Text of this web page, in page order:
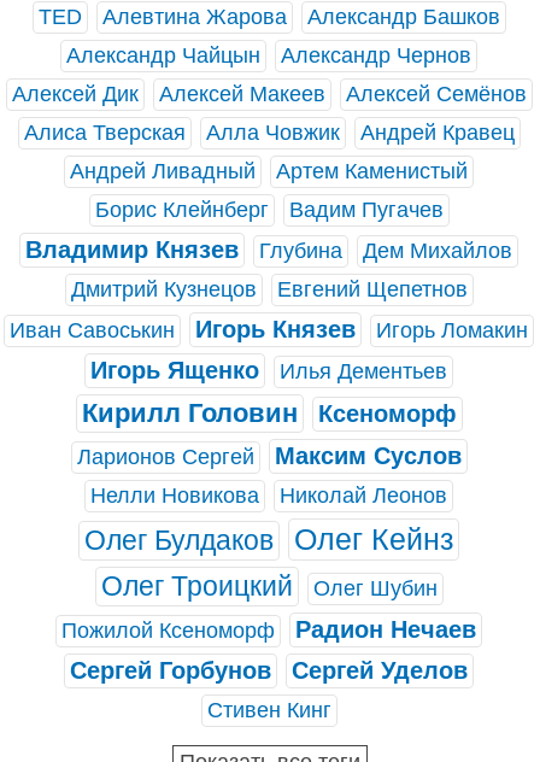
TED Алевтина Жарова
Александр Башков
Александр Чайцын
Александр Чернов
Алексей Дик
Алексей Макеев
Алексей Семёнов
Алиса Тверская
Алла Човжик
Андрей Кравец
Андрей Ливадный
Артем Каменистый
Борис Клейнберг
Вадим Пугачев
Владимир Князев Глубина
Дем Михайлов
Дмитрий Кузнецов
Евгений Щепетнов
Иван Савоськин
Игорь Князев Игорь Ломакин
Игорь Ященко Илья Дементьев
Кирилл Головин Ксеноморф
Ларионов Сергей Максим Суслов
Нелли Новикова Николай Леонов
Олег Булдаков Олег Кейнз
Олег Троицкий
Олег Шубин
Пожилой Ксеноморф
Радион Нечаев
Сергей Горбунов
Сергей Уделов
Стивен Кинг